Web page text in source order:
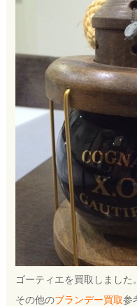
ゴーティエを買取しました。
その他のブランデー買取参